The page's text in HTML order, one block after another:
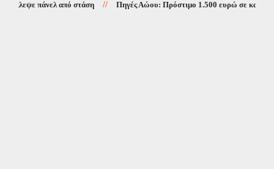
πάνελ από στάση // Πηγές Αώου: Πρόστιμο 1.500 ευρώ σε